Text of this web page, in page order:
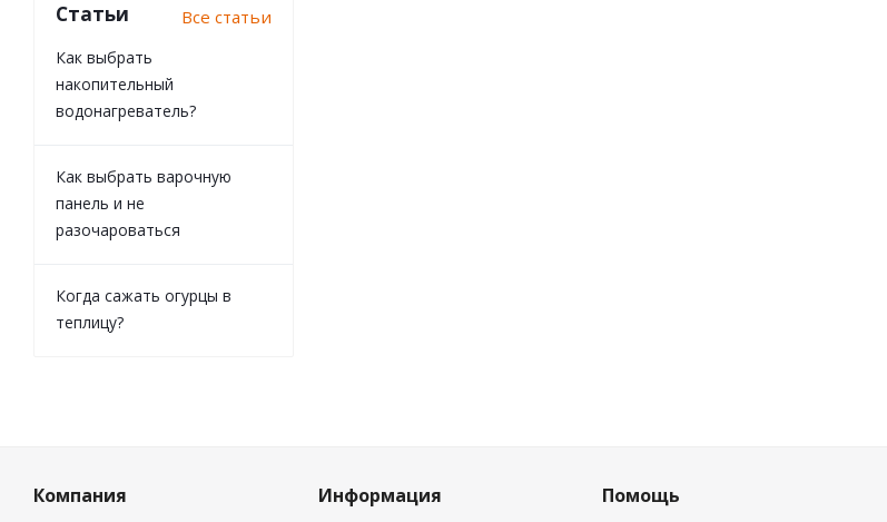
Статьи Все статьи
Как выбрать
накопительный
водонагреватель?
Как выбрать варочную
панель и не
разочароваться
Когда сажать огурцы в
теплицу?
Компания Информация Помощь